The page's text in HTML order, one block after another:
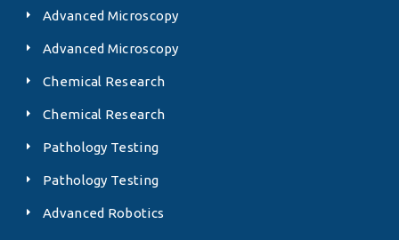
Advanced Microscopy
Advanced Microscopy
Chemical Research
Chemical Research
Pathology Testing
Pathology Testing
Advanced Robotics